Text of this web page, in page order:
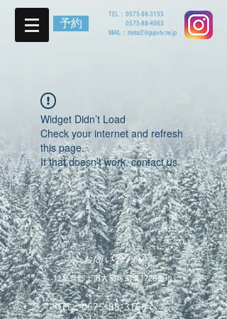
予約
TEL： 0575-88-3155
0575-88-4063
MAIL： motai2@gujo-tv.ne.jp
Widget Didn’t Load
Check your internet and refresh
this page.
If that doesn’t work, contact us.
お問い合わせ
岐阜県郡上市大和町栗巣1728番地
TEL：0575-88-3155